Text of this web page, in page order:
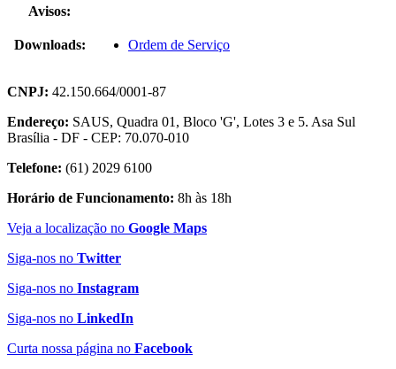
Avisos:
Downloads: Ordem de Serviço
CNPJ: 42.150.664/0001-87
Endereço: SAUS, Quadra 01, Bloco 'G', Lotes 3 e 5. Asa Sul
Brasília - DF - CEP: 70.070-010
Telefone: (61) 2029 6100
Horário de Funcionamento: 8h às 18h
Veja a localização no Google Maps
Siga-nos no Twitter
Siga-nos no Instagram
Siga-nos no LinkedIn
Curta nossa página no Facebook